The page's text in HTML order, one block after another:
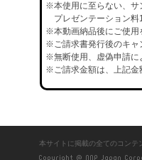
※本使用に至らない、サ
プレゼンテーション料
※本動画納品後にご使用
※ご請求書発行後のキャ
※無断使用、虚偽申請に
※ご請求金額は、上記金
本サイトに掲載の全てのコンテ